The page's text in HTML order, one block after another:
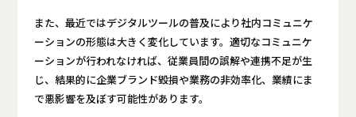
また、最近ではデジタルツールの普及により社内コミュニケ
ーションの形態は大きく変化しています。適切なコミュニケ
ーションが行われなければ、従業員間の誤解や連携不足が生
じ、結果的に企業ブランド毀損や業務の非効率化、業績にま
で悪影響を及ぼす可能性があります。